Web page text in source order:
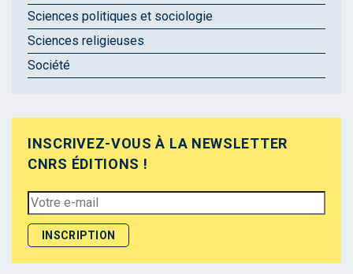
Sciences politiques et sociologie
Sciences religieuses
Société
INSCRIVEZ-VOUS À LA NEWSLETTER
CNRS ÉDITIONS !